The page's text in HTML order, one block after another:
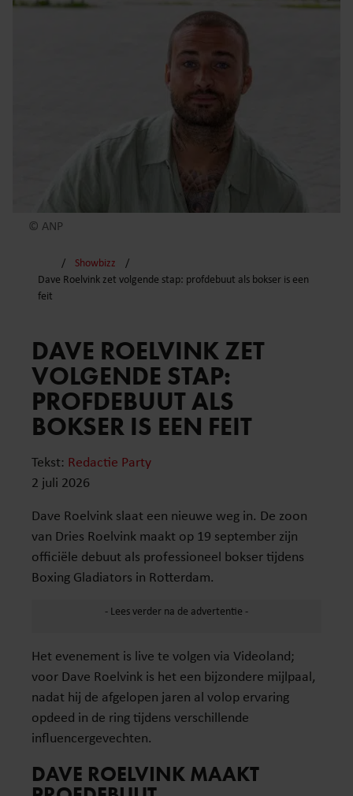
© ANP
Showbizz
Dave Roelvink zet volgende stap: profdebuut als bokser is een
feit
DAVE ROELVINK ZET
VOLGENDE STAP:
PROFDEBUUT ALS
BOKSER IS EEN FEIT
Tekst: Redactie Party
2 juli 2026
Dave Roelvink slaat een nieuwe weg in. De zoon
van Dries Roelvink maakt op 19 september zijn
officiële debuut als professioneel bokser tijdens
Boxing Gladiators in Rotterdam.
Het evenement is live te volgen via Videoland;
voor Dave Roelvink is het een bijzondere mijlpaal,
nadat hij de afgelopen jaren al volop ervaring
opdeed in de ring tijdens verschillende
influencergevechten.
DAVE ROELVINK MAAKT